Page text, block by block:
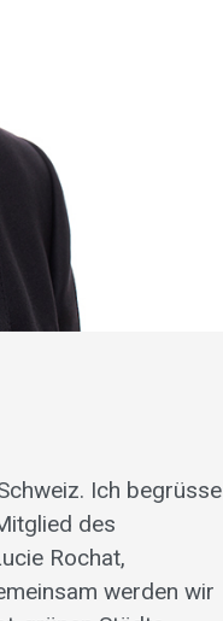
Ich begrüsse
des
Rochat,
werden wir